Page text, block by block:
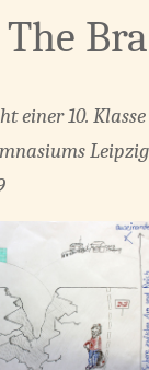
The
einer 10. Klasse
Leipzig